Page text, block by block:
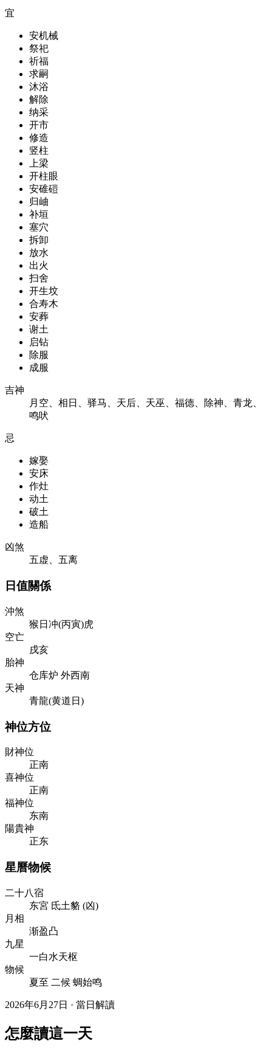
宜
安机械
祭祀
祈福
求嗣
沐浴
解除
纳采
开市
修造
竖柱
上梁
开柱眼
安碓磑
归岫
补垣
塞穴
拆卸
放水
出火
扫舍
开生坟
合寿木
安葬
谢土
启钻
除服
成服
吉神
月空、相日、驿马、天后、天巫、福德、除神、青龙、
鸣吠
忌
嫁娶
安床
作灶
动土
破土
造船
凶煞
五虚、五离
日值關係
沖煞
猴日冲(丙寅)虎
空亡
戌亥
胎神
仓库炉 外西南
天神
青龍(黄道日)
神位方位
財神位
正南
喜神位
正南
福神位
东南
陽貴神
正东
星曆物候
二十八宿
东宮 氐土貉 (凶)
月相
渐盈凸
九星
一白水天枢
物候
夏至 二候 蜩始鸣
2026年6月27日 · 當日解讀
怎麼讀這一天